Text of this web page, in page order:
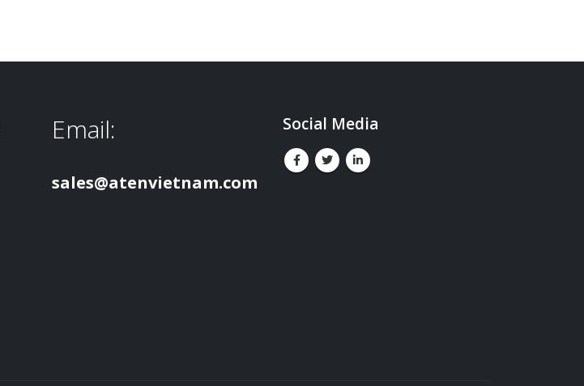
Email:
sales@atenvietnam.com
Social Media